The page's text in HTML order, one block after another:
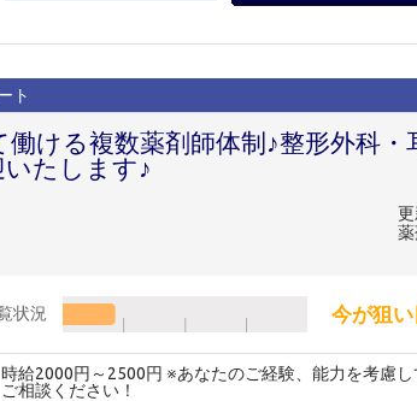
ト
働ける複数薬剤師体制♪整形外科・
たします♪
状況 今が狙い
時給2000円～2500円 ※あなたのご経験、能力を考慮
ご相談ください！